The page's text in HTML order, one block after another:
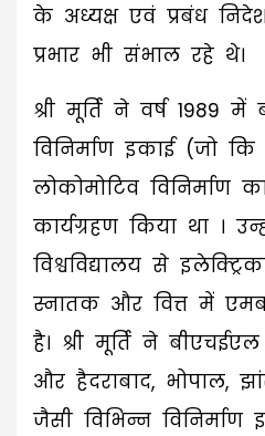
के अध्यक्ष एवं प्रबंध
प्रभार भी संभाल रहे थे।
श्री मूर्ति ने वर्ष 1989
विनिर्माण इकाई (जो कि
लोकोमोटिव विनिर्माण
कार्यग्रहण किया था ।
विश्वविद्यालय से
स्नातक और वित्त में
है। श्री मूर्ति ने
और हैदराबाद, भोपाल,
जैसी विभिन्न